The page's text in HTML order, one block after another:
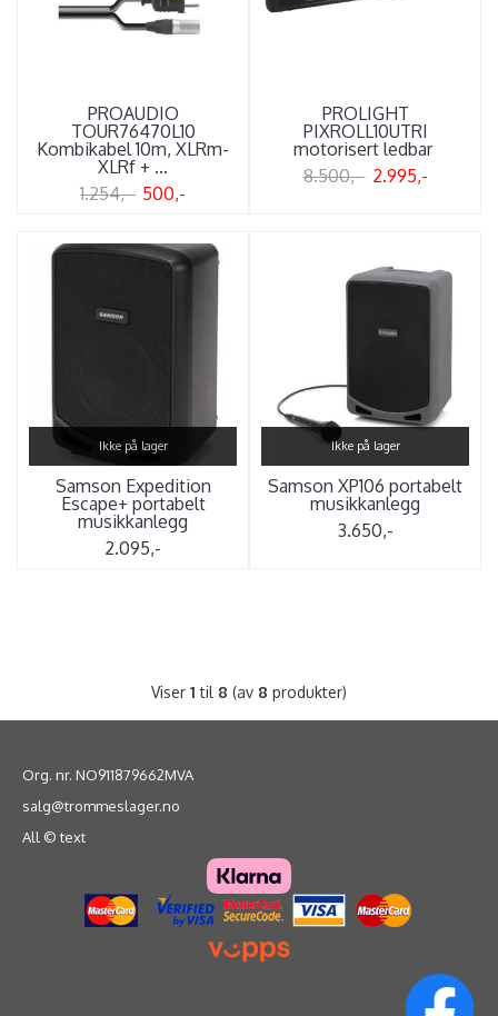
PROAUDIO
TOUR76470L10
Kombikabel 10m, XLRm-
XLRf + ...
1.254,- 500,-
PROLIGHT
PIXROLL10UTRI
motorisert ledbar
8.500,- 2.995,-
Ikke på lager
Samson Expedition
Escape+ portabelt
musikkanlegg
2.095,-
Ikke på lager
Samson XP106 portabelt
musikkanlegg
3.650,-
Viser 1 til 8 (av 8 produkter)
Org. nr. NO911879662MVA
salg@trommeslager.no
All © text